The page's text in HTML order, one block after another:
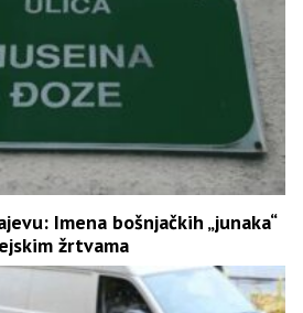
Imena bošnjačkih „junaka“
žrtvama